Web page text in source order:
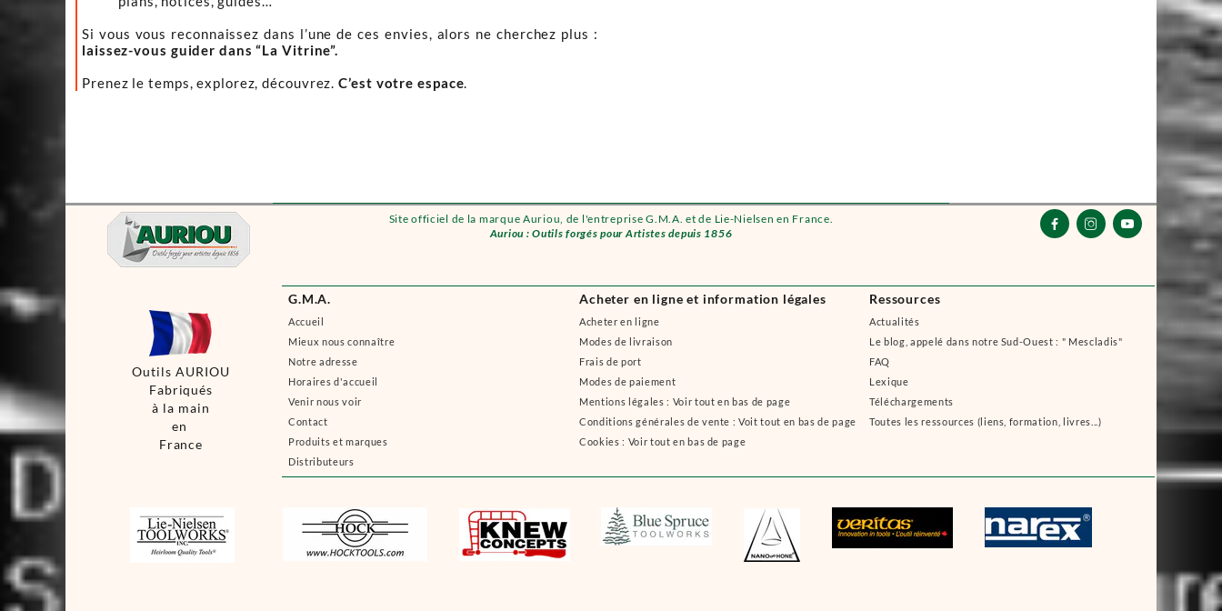
Site officiel de la marque Auriou, de l'entreprise G.M.A. et de Lie-Nielsen en France.
Auriou : Outils forgés pour Artistes depuis 1856
G.M.A.
Accueil
Mieux nous connaître
Notre adresse
Horaires d'accueil
Venir nous voir
Contact
Produits et marques
Distributeurs
Acheter en ligne et information légales
Acheter en ligne
Modes de livraison
Frais de port
Modes de paiement
Mentions légales : Voir tout en bas de page
Conditions générales de vente : Voit tout en bas de page
Cookies : Voir tout en bas de page
Ressources
Actualités
Le blog, appelé dans notre Sud-Ouest : " Mescladis"
FAQ
Lexique
Téléchargements
Toutes les ressources (liens, formation, livres...)
  
Outils AURIOU
Fabriqués
à la main
en
France
Si vous vous reconnaissez dans l’une de ces envies, alors ne cherchez plus :
laissez-vous guider dans “La Vitrine”.
Prenez le temps, explorez, découvrez.C’est votre espace.